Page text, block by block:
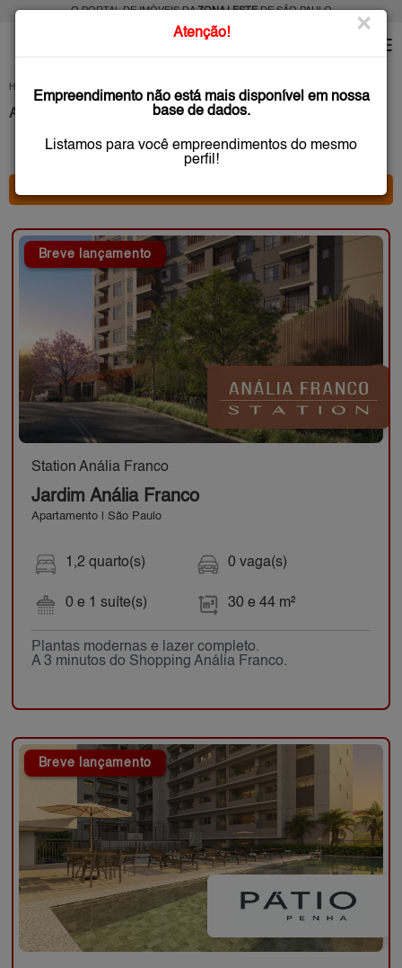
O PORTAL DE IMÓVEIS DAZONA LESTEDE SÃO PAULO
HOME
Apartamentos na Planta e Novos Zona Leste de São Paulo
48 anúncio(s) encontrado(s)
Breve lançamento
Station Anália Franco
Jardim Anália Franco
Apartamento | São Paulo
1,2 quarto(s)
0 e 1 suíte(s)
0 vaga(s)
30 e 44 m²
Plantas modernas e lazer completo.
A 3 minutos do Shopping Anália Franco.
Breve lançamento
Atenção! ×
Empreendimento não está mais disponível em nossa
base de dados.
Listamos para você empreendimentos do mesmo
perfil!